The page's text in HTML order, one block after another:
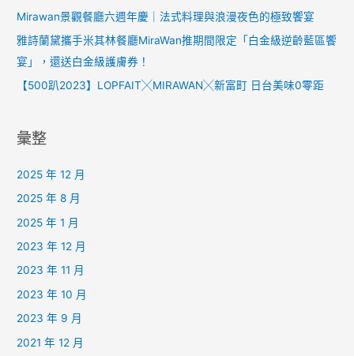
Mirawan景觀餐廳六週年慶｜法式料理與浪漫夜色的極致饗宴
雅詩蘭黛攜手米其林餐廳MiraWan推期間限定「白金級逆齡藍區饗
宴」，還送白金級護膚券！
【500趴2023】LOPFAIT╳MIRAWAN╳新富町 日台美味0零距
彙整
2025 年 12 月
2025 年 8 月
2025 年 1 月
2023 年 12 月
2023 年 11 月
2023 年 10 月
2023 年 9 月
2021 年 12 月